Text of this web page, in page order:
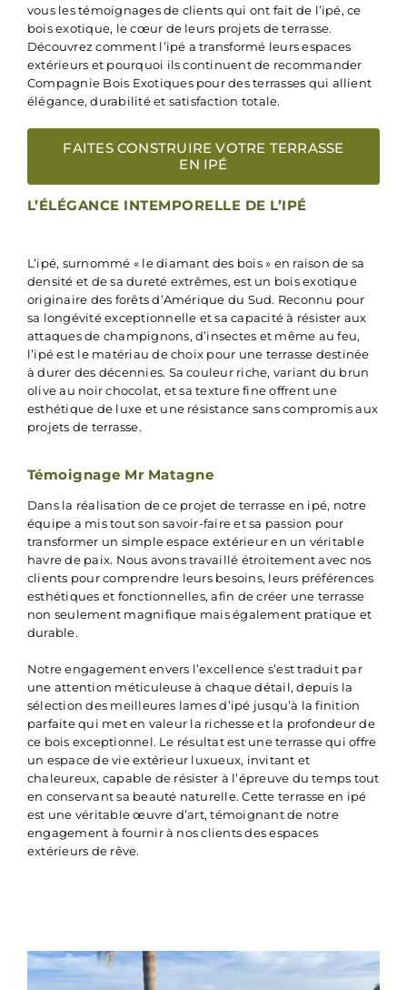
vous les témoignages de clients qui ont fait de l’ipé, ce
bois exotique, le cœur de leurs projets de terrasse.
Découvrez comment l’ipé a transformé leurs espaces
extérieurs et pourquoi ils continuent de recommander
Compagnie Bois Exotiques pour des terrasses qui allient
élégance, durabilité et satisfaction totale.
FAITES CONSTRUIRE VOTRE TERRASSE
EN IPÉ
L’ÉLÉGANCE INTEMPORELLE DE L’IPÉ
L’ipé, surnommé « le diamant des bois » en raison de sa
densité et de sa dureté extrêmes, est un bois exotique
originaire des forêts d’Amérique du Sud. Reconnu pour
sa longévité exceptionnelle et sa capacité à résister aux
attaques de champignons, d’insectes et même au feu,
l’ipé est le matériau de choix pour une terrasse destinée
à durer des décennies. Sa couleur riche, variant du brun
olive au noir chocolat, et sa texture fine offrent une
esthétique de luxe et une résistance sans compromis aux
projets de terrasse.
Témoignage Mr Matagne
Dans la réalisation de ce projet de terrasse en ipé, notre
équipe a mis tout son savoir-faire et sa passion pour
transformer un simple espace extérieur en un véritable
havre de paix. Nous avons travaillé étroitement avec nos
clients pour comprendre leurs besoins, leurs préférences
esthétiques et fonctionnelles, afin de créer une terrasse
non seulement magnifique mais également pratique et
durable.
Notre engagement envers l’excellence s’est traduit par
une attention méticuleuse à chaque détail, depuis la
sélection des meilleures lames d’ipé jusqu’à la finition
parfaite qui met en valeur la richesse et la profondeur de
ce bois exceptionnel. Le résultat est une terrasse qui offre
un espace de vie extérieur luxueux, invitant et
chaleureux, capable de résister à l’épreuve du temps tout
en conservant sa beauté naturelle. Cette terrasse en ipé
est une véritable œuvre d’art, témoignant de notre
engagement à fournir à nos clients des espaces
extérieurs de rêve.